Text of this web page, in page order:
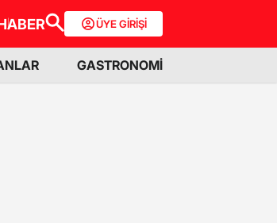
ÜYE GİRİŞİ
GASTRONOMİ